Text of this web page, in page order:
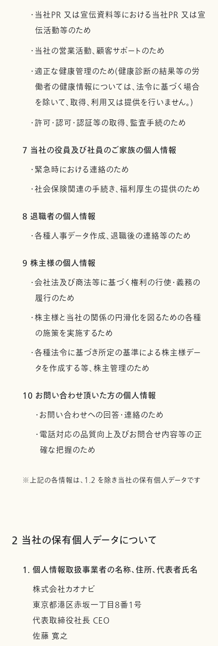
・当社PR 又は宣伝資料等における当社PR 又は宣
伝活動等のため
・当社の営業活動、顧客サポートのため
・適正な健康管理のため(健康診断の結果等の労
働者の健康情報については、法令に基づく場合
を除いて、取得、利用又は提供を行いません。)
・許可・認可・認証等の取得、監査手続のため
7 当社の役員及び社員のご家族の個人情報
・緊急時における連絡のため
・社会保険関連の手続き、福利厚生の提供のため
8 退職者の個人情報
・各種人事データ作成、退職後の連絡等のため
9 株主様の個人情報
・会社法及び商法等に基づく権利の行使・義務の
履行のため
・株主様と当社の関係の円滑化を図るための各種
の施策を実施するため
・各種法令に基づき所定の基準による株主様デー
タを作成する等、株主管理のため
10 お問い合わせ頂いた方の個人情報
・お問い合わせへの回答・連絡のため
・電話対応の品質向上及びお問合せ内容等の正
確な把握のため
※上記の各情報は、1.2 を除き当社の保有個人データです
2 当社の保有個人データについて
1. 個人情報取扱事業者の名称、住所、代表者氏名
株式会社カオナビ
東京都港区赤坂一丁目8番1号
代表取締役社長 CEO
佐藤 寛之